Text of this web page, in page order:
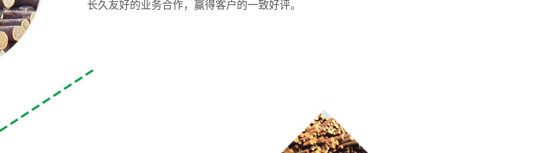
长久友好的业务合作，赢得客户的一致好评。